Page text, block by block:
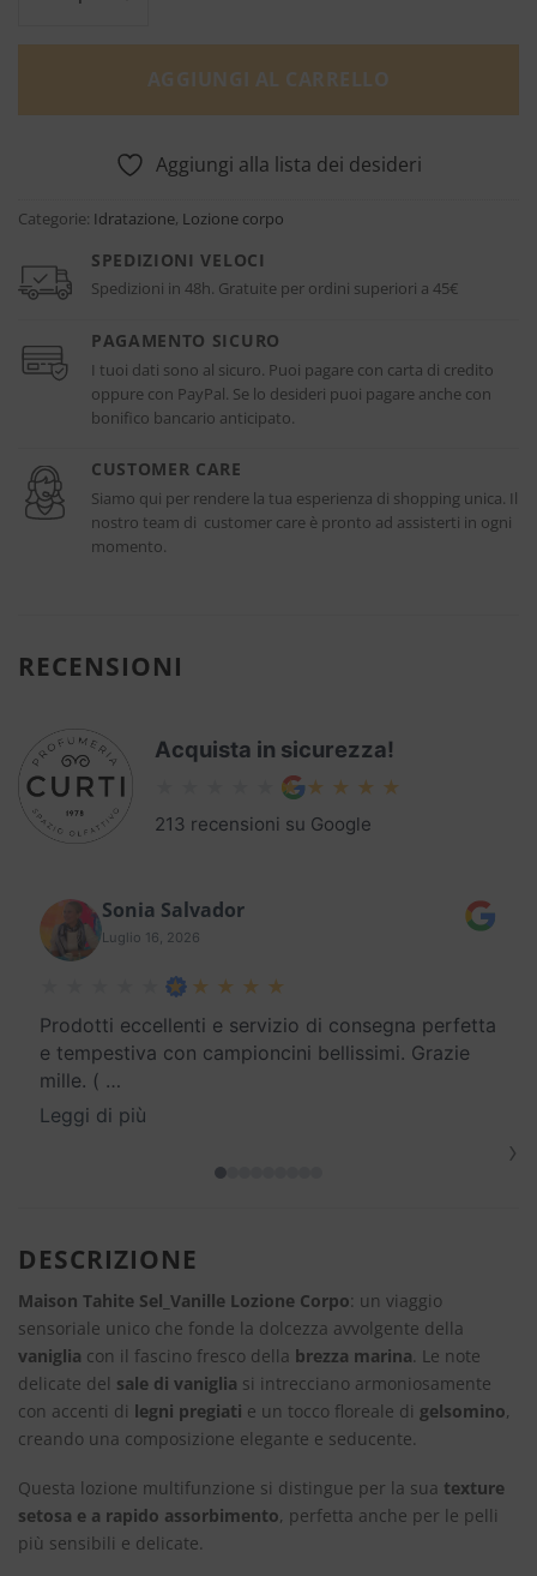
AGGIUNGI AL CARRELLO
Aggiungi alla lista dei desideri
Categorie: Idratazione, Lozione corpo
SPEDIZIONI VELOCI
Spedizioni in 48h. Gratuite per ordini superiori a 45€
PAGAMENTO SICURO
I tuoi dati sono al sicuro. Puoi pagare con carta di credito
oppure con PayPal. Se lo desideri puoi pagare anche con
bonifico bancario anticipato.
CUSTOMER CARE
Siamo qui per rendere la tua esperienza di shopping unica. Il
nostro team di customer care è pronto ad assisterti in ogni
momento.
RECENSIONI
Acquista in sicurezza!
213 recensioni su Google
Sonia Salvador
Luglio 16, 2026
Prodotti eccellenti e servizio di consegna perfetta
e tempestiva con campioncini bellissimi. Grazie
mille. ( …
Leggi di più
›
DESCRIZIONE
Maison Tahite Sel_Vanille Lozione Corpo: un viaggio
sensoriale unico che fonde la dolcezza avvolgente della
vaniglia con il fascino fresco della brezza marina. Le note
delicate del sale di vaniglia si intrecciano armoniosamente
con accenti di legni pregiati e un tocco floreale di gelsomino,
creando una composizione elegante e seducente.
Questa lozione multifunzione si distingue per la sua texture
setosa e a rapido assorbimento, perfetta anche per le pelli
più sensibili e delicate.